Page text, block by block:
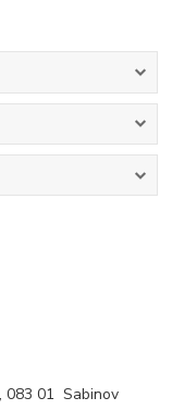
083 01 Sabinov